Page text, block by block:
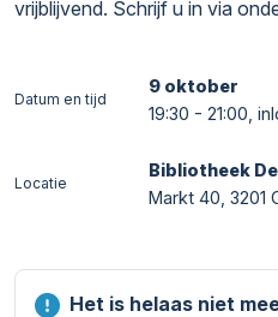
vrijblijvend. Schrijf u in via
Datum en tijd
9 oktober
19:30 - 21:00,
Locatie
Bibliotheek
Markt 40, 3201
Het is helaas niet